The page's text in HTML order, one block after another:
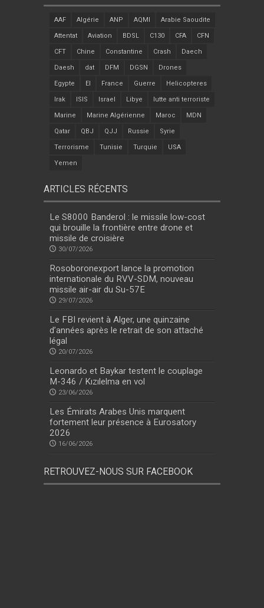
AAF Algérie ANP AQMI Arabie Saoudite
Attentat Aviation BDSL C130 CFA CFN
CFT Chine Constantine Crash Daech
Daesh dat DFM DGSN Drones
Egypte EI France Guerre Helicopteres
Irak ISIS Israel Libye lutte anti terroriste
Marine Marine Algérienne Maroc MDN
Qatar QBJ QJJ Russie Syrie
Terrorisme Tunisie Turquie USA
Yemen
ARTICLES RÉCENTS
Le S8000 Banderol : le missile low-cost
qui brouille la frontière entre drone et
missile de croisière
30/07/2026
Rosoboronexport lance la promotion
internationale du RVV-SDM, nouveau
missile air-air du Su-57E
29/07/2026
Le FBI revient à Alger, une quinzaine
d’années après le retrait de son attaché
légal
20/07/2026
Leonardo et Baykar testent le couplage
M-346 / Kızılelma en vol
23/06/2026
Les Émirats Arabes Unis marquent
fortement leur présence à Eurosatory
2026
16/06/2026
RETROUVEZ-NOUS SUR FACEBOOK